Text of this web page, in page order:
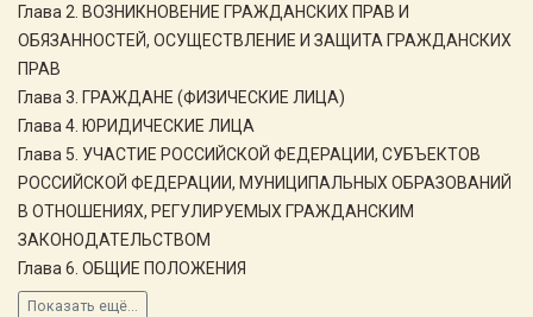
Глава 2. ВОЗНИКНОВЕНИЕ ГРАЖДАНСКИХ ПРАВ И
ОБЯЗАННОСТЕЙ, ОСУЩЕСТВЛЕНИЕ И ЗАЩИТА ГРАЖДАНСКИХ
ПРАВ
Глава 3. ГРАЖДАНЕ (ФИЗИЧЕСКИЕ ЛИЦА)
Глава 4. ЮРИДИЧЕСКИЕ ЛИЦА
Глава 5. УЧАСТИЕ РОССИЙСКОЙ ФЕДЕРАЦИИ, СУБЪЕКТОВ
РОССИЙСКОЙ ФЕДЕРАЦИИ, МУНИЦИПАЛЬНЫХ ОБРАЗОВАНИЙ
В ОТНОШЕНИЯХ, РЕГУЛИРУЕМЫХ ГРАЖДАНСКИМ
ЗАКОНОДАТЕЛЬСТВОМ
Глава 6. ОБЩИЕ ПОЛОЖЕНИЯ
Показать ещё...